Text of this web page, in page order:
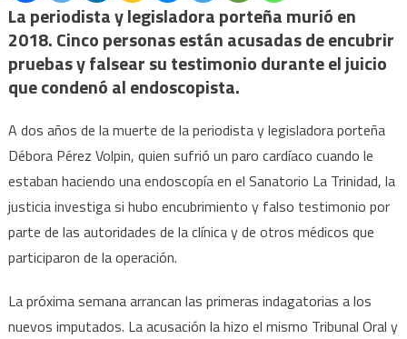
la
la
La periodista y legisladora porteña murió en
2018. Cinco personas están acusadas de encubrir
pruebas y falsear su testimonio durante el juicio
que condenó al endoscopista.
A dos años de la muerte de la periodista y legisladora porteña
Débora Pérez Volpin, quien sufrió un paro cardíaco cuando le
estaban haciendo una endoscopía en el Sanatorio La Trinidad, la
justicia investiga si hubo encubrimiento y falso testimonio por
parte de las autoridades de la clínica y de otros médicos que
participaron de la operación.
La próxima semana arrancan las primeras indagatorias a los
nuevos imputados. La acusación la hizo el mismo Tribunal Oral y